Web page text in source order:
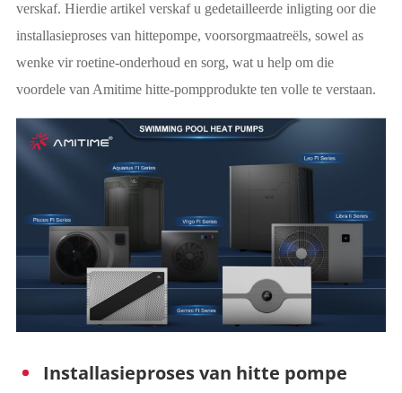
verskaf. Hierdie artikel verskaf u gedetailleerde inligting oor die
installasieproses van hittepompe, voorsorgmaatreëls, sowel as
wenke vir roetine-onderhoud en sorg, wat u help om die
voordele van Amitime hitte-pompprodukte ten volle te verstaan.
Installasieproses van hitte pompe